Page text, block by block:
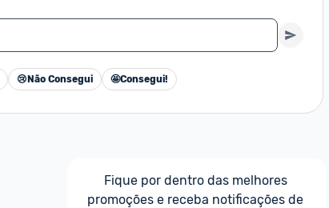
😢 Não Consegui 🤩Consegui!
Fique por dentro das melhores
promoções e receba notificações de